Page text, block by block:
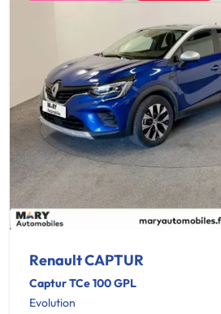
Renault CAPTUR
Captur TCe 100 GPL
Evolution